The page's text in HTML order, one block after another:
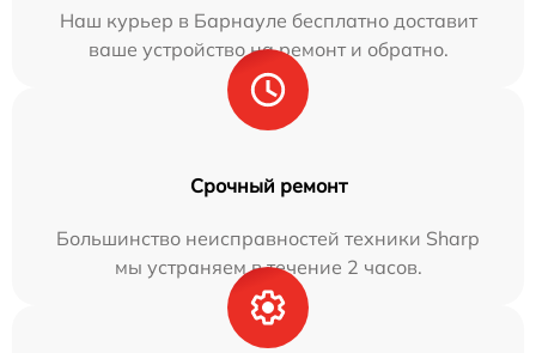
Наш курьер в Барнауле бесплатно доставит
ваше устройство на ремонт и обратно.
Срочный ремонт
Большинство неисправностей техники Sharp
мы устраняем в течение 2 часов.